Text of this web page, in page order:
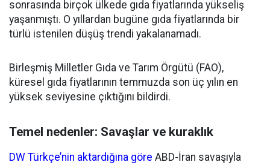
sonrasında birçok ülkede gıda fiyatlarında yükseliş
yaşanmıştı. O yıllardan bugüne gıda fiyatlarında bir
türlü istenilen düşüş trendi yakalanamadı.
Birleşmiş Milletler Gıda ve Tarım Örgütü (FAO),
küresel gıda fiyatlarının temmuzda son üç yılın en
yüksek seviyesine çıktığını bildirdi.
Temel nedenler: Savaşlar ve kuraklık
DW Türkçe’nin aktardığına göre ABD-İran savaşıyla